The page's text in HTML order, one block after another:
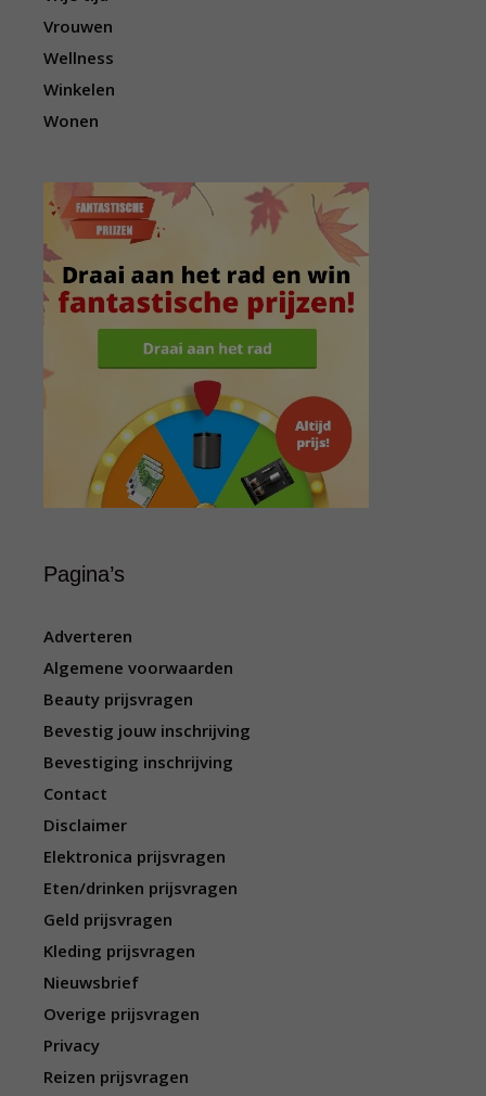
Vrouwen
Wellness
Winkelen
Wonen
Pagina’s
Adverteren
Algemene voorwaarden
Beauty prijsvragen
Bevestig jouw inschrijving
Bevestiging inschrijving
Contact
Disclaimer
Elektronica prijsvragen
Eten/drinken prijsvragen
Geld prijsvragen
Kleding prijsvragen
Nieuwsbrief
Overige prijsvragen
Privacy
Reizen prijsvragen